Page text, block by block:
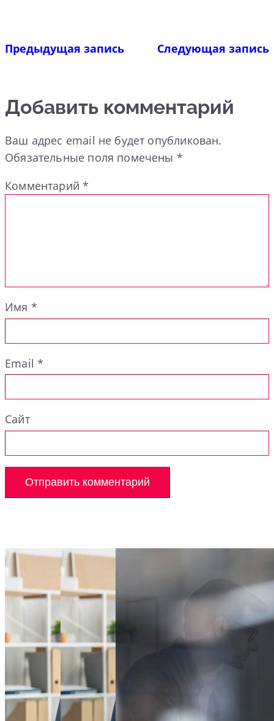
Предыдущая запись Следующая запись
Добавить комментарий
Ваш адрес email не будет опубликован.
Обязательные поля помечены *
Комментарий*
Имя *
Email*
Сайт